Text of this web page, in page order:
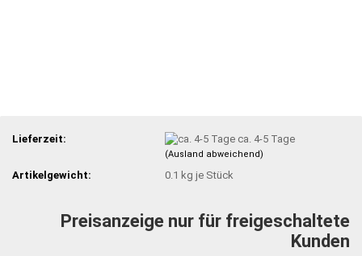
Lieferzeit: ca. 4-5 Tage
(Ausland abweichend)
Artikelgewicht: 0.1 kg je Stück
Preisanzeige nur für freigeschaltete
Kunden